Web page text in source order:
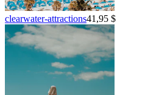
clearwater-attractions41,95 $